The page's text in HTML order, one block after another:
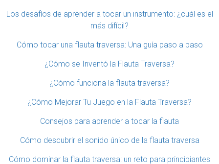
Los desafíos de aprender a tocar un instrumento: ¿cuál es el
más difícil?
Cómo tocar una flauta traversa: Una guía paso a paso
¿Cómo se Inventó la Flauta Traversa?
¿Cómo funciona la flauta traversa?
¿Cómo Mejorar Tu Juego en la Flauta Traversa?
Consejos para aprender a tocar la flauta
Cómo descubrir el sonido único de la flauta traversa
Cómo dominar la flauta traversa: un reto para principiantes